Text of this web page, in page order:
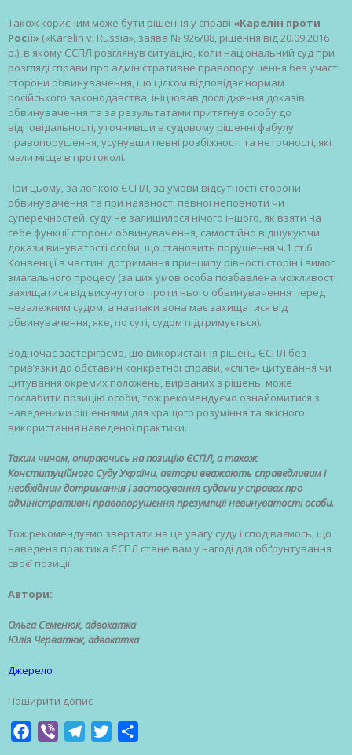
Також корисним може бути рішення у справі «Карелін проти
Росії» («Karelin v. Russia», заява № 926/08, рішення від 20.09.2016
р.), в якому ЄСПЛ розглянув ситуацію, коли національний суд при
розгляді справи про адміністративне правопорушення без участі
сторони обвинувачення, що цілком відповідає нормам
російського законодавства, ініціював дослідження доказів
обвинувачення та за результатами притягнув особу до
відповідальності, уточнивши в судовому рішенні фабулу
правопорушення, усунувши певні розбіжності та неточності, які
мали місце в протоколі.
При цьому, за логікою ЄСПЛ, за умови відсутності сторони
обвинувачення та при наявності певної неповноти чи
суперечностей, суду не залишилося нічого іншого, як взяти на
себе функції сторони обвинувачення, самостійно відшукуючи
докази винуватості особи, що становить порушення ч.1 ст.6
Конвенції в частині дотримання принципу рівності сторін і вимог
змагального процесу (за цих умов особа позбавлена можливості
захищатися від висунутого проти нього обвинувачення перед
незалежним судом, а навпаки вона має захищатися від
обвинувачення, яке, по суті, судом підтримується).
Водночас застерігаємо, що використання рішень ЄСПЛ без
прив’язки до обставин конкретної справи, «сліпе» цитування чи
цитування окремих положень, вирваних з рішень, може
послабити позицію особи, тож рекомендуємо ознайомитися з
наведеними рішеннями для кращого розуміння та якісного
використання наведеної практики.
Таким чином, опираючись на позицію ЄСПЛ, а також
Конституційного Суду України, автори вважають справедливим і
необхідним дотримання і застосування судами у справах про
адміністративні правопорушення презумпції невинуватості особи.
Тож рекомендуємо звертати на це увагу суду і сподіваємось, що
наведена практика ЄСПЛ стане вам у нагоді для обґрунтування
своєї позиції.
Автори:
Ольга Семенюк, адвокатка
Юлія Черватюк, адвокатка
Джерело
Поширити допис
Facebook
Viber TelegramTwitter